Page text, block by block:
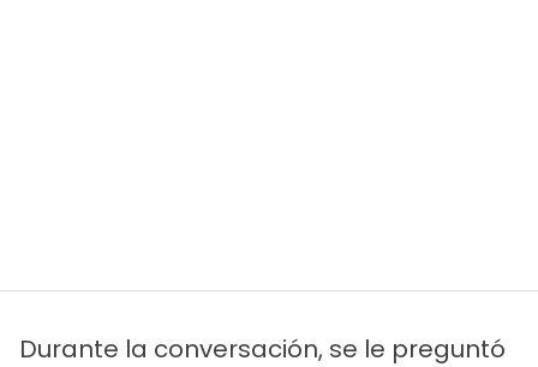
Durante la conversación, se le preguntó